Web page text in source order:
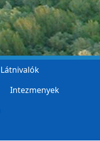
Látnivalók
Intezmenyek